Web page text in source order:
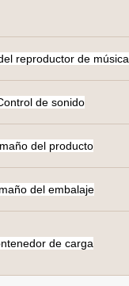
reproductor de música
de sonido
del producto
del embalaje
de carga